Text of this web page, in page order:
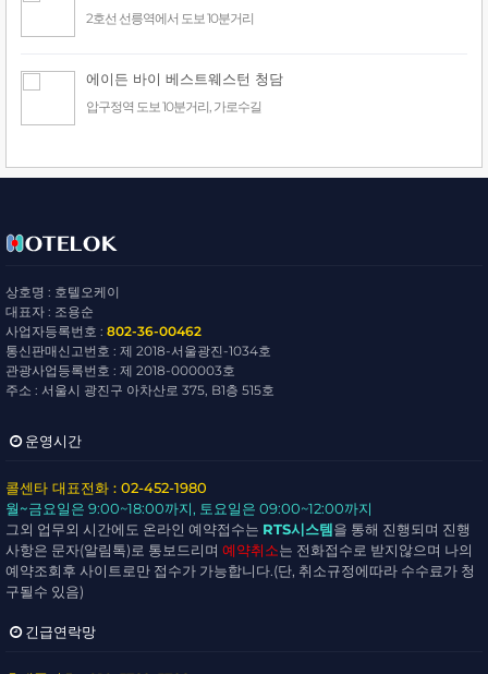
2호선 선릉역에서 도보 10분거리
에이든 바이 베스트웨스턴 청담
압구정역 도보 10분거리, 가로수길
상호명 : 호텔오케이
대표자 : 조용순
사업자등록번호 : 802-36-00462
통신판매신고번호 : 제 2018-서울광진-1034호
관광사업등록번호 : 제 2018-000003호
주소 : 서울시 광진구 아차산로 375, B1층 515호
운영시간
콜센타 대표전화 : 02-452-1980
월~금요일은 9:00~18:00까지, 토요일은 09:00~12:00까지
그외 업무외 시간에도 온라인 예약접수는 RTS시스템을 통해 진행되며 진행
사항은 문자(알림톡)로 통보드리며 예약취소는 전화접수로 받지않으며 나의
예약조회후 사이트로만 접수가 가능합니다.(단, 취소규정에따라 수수료가 청
구될수 있음)
긴급연락망